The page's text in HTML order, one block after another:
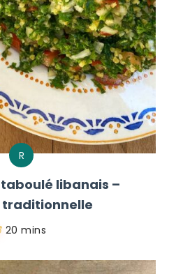
R
libanais –
traditionnelle
20 mins